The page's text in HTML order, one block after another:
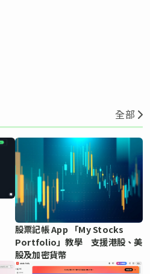
全部
股票記帳 App 「My Stocks
Portfolio」教學 支援港股、美
股及加密貨幣